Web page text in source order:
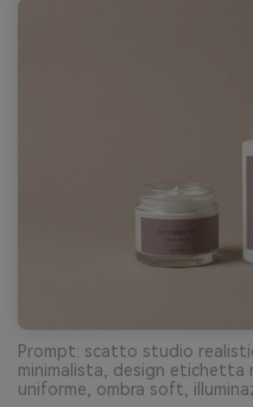
Prompt: scatto studio
minimalista, design
uniforme, ombra soft,